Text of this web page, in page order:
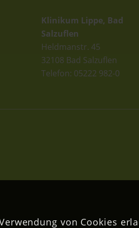
Klinikum Lippe, Bad
Salzuflen
Heldmanstr. 45
32108 Bad Salzuflen
Telefon: 05222 982-0
von Cookies